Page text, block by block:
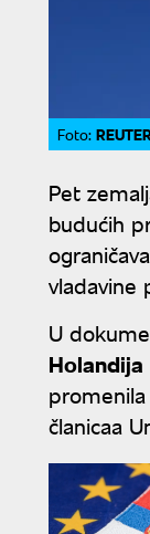
Foto:
Pet
budućih
vladavine
U
Holandija
članicaa